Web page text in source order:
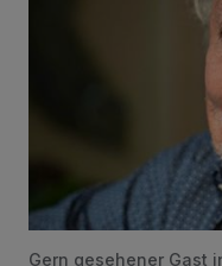
Gern gesehener Gast